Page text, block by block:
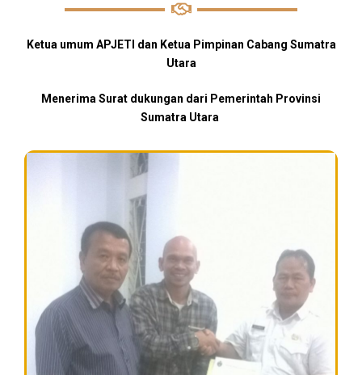
Ketua umum APJETI dan Ketua Pimpinan Cabang Sumatra
Utara
Menerima Surat dukungan dari Pemerintah Provinsi
Sumatra Utara